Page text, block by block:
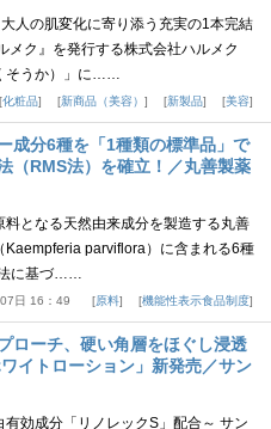
人の肌変化に寄り添う充実の1本完結
ク』を発行する株式会社ハルメク
そうか）」に……
化粧品 新商品（美容） 新製品 美容
成分6種を「1種類の標準品」で
（RMS法）を確立！／丸善製薬
料となる天然由来成分を製造する丸善
parviflora）に含まれる6種
法に基づ……
日 16：49 原料 機能性表示食品制度
ローチ、硬い角層をほぐし浸透
ワイトローション」新発売／サン
有効成分「リノレックS」配合～ サン